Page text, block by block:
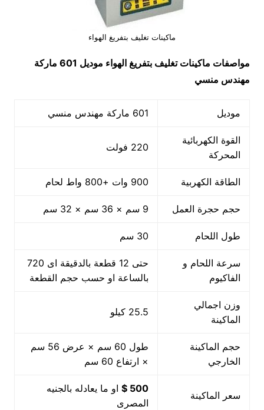
ماكينات تغليف بتفريغ الهواء
مواصفات ماكينات تغليف بتفريغ الهواء
موديل 601 ماركة
مهندس منسي
موديل 601 ماركة مهندس منسي
القوة الكهربائية
المحركة
220 فولت
الطاقة الكهربية 900 وات +800 واط لحام
حجم حجرة العمل 9 سم × 36 سم × 32 سم
طول اللحام 30 سم
سرعة اللحام و
الفاكيوم
حتى 12 قطعة بالدقيقة اى 720
بالساعة او حسب حجم القطعة
وزن اجمالي
الماكينة
25.5 كيلو
حجم الماكينة
الخارجي
طول 60 سم × عرض 56 سم
× ارتفاع 60 سم
سعر الماكينة
500 $
او ما يعادله بالجنيه
المصرى